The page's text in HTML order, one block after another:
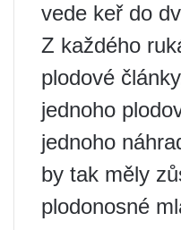
vede keř do
Z každého
plodové
jednoho
jednoho
by tak měly
plodonosné